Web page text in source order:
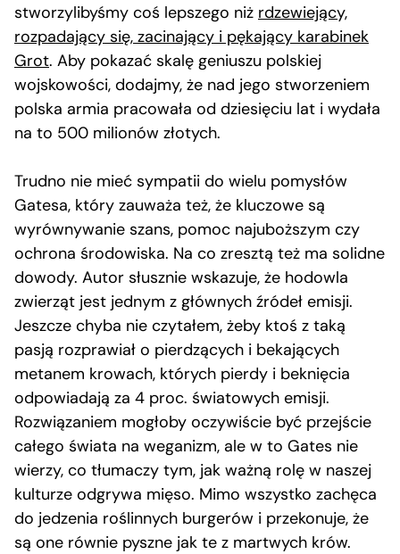
stworzylibyśmy coś lepszego niż rdzewiejący,
rozpadający się, zacinający i pękający karabinek
Grot. Aby pokazać skalę geniuszu polskiej
wojskowości, dodajmy, że nad jego stworzeniem
polska armia pracowała od dziesięciu lat i wydała
na to 500 milionów złotych.
Trudno nie mieć sympatii do wielu pomysłów
Gatesa, który zauważa też, że kluczowe są
wyrównywanie szans, pomoc najuboższym czy
ochrona środowiska. Na co zresztą też ma solidne
dowody. Autor słusznie wskazuje, że hodowla
zwierząt jest jednym z głównych źródeł emisji.
Jeszcze chyba nie czytałem, żeby ktoś z taką
pasją rozprawiał o pierdzących i bekających
metanem krowach, których pierdy i beknięcia
odpowiadają za 4 proc. światowych emisji.
Rozwiązaniem mogłoby oczywiście być przejście
całego świata na weganizm, ale w to Gates nie
wierzy, co tłumaczy tym, jak ważną rolę w naszej
kulturze odgrywa mięso. Mimo wszystko zachęca
do jedzenia roślinnych burgerów i przekonuje, że
są one równie pyszne jak te z martwych krów.